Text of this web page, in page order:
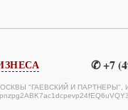
✆ +7
"ГАЕВСКИЙ И ПАРТНЕРЫ",